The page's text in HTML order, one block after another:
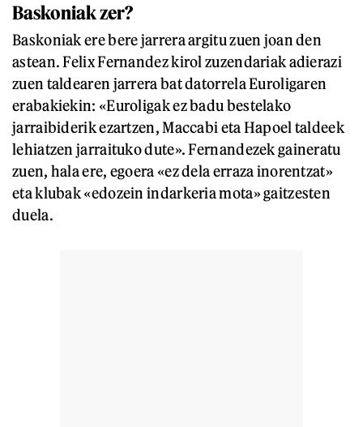
Baskoniak zer?
Baskoniak ere bere jarrera argitu zuen joan den
astean. Felix Fernandez kirol zuzendariak adierazi
zuen taldearen jarrera bat datorrela Euroligaren
erabakiekin: «Euroligak ez badu bestelako
jarraibiderik ezartzen, Maccabi eta Hapoel taldeek
lehiatzen jarraituko dute». Fernandezek gaineratu
zuen, hala ere, egoera «ez dela erraza inorentzat»
eta klubak «edozein indarkeria mota» gaitzesten
duela.